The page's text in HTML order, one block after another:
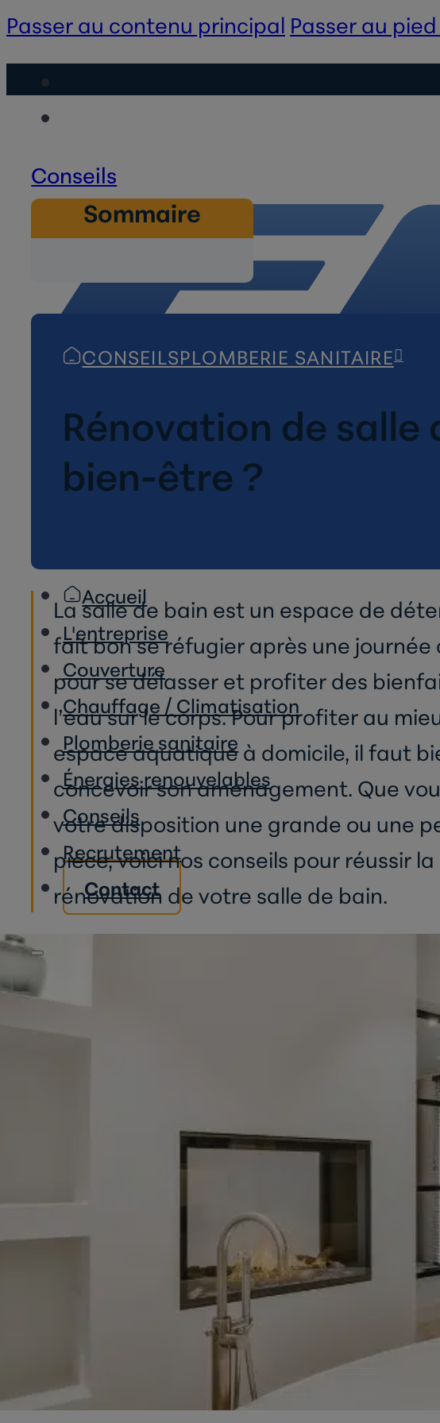
Passer au contenu principal Passer au
Conseils
Recrutement
Accueil
L'entreprise
Couverture
Chauffage / Climatisation
Plomberie sanitaire
Énergies renouvelables
Conseils
Recrutement
Contact
Sommaire
CONSEILSPLOMBERIE SANITAIRE
Rénovation de
bien-être ?
La salle de bain est un espace de
fait bon se réfugier après une journée
pour se délasser et profiter des
l’eau sur le corps. Pour profiter au
espace aquatique à domicile, il faut
concevoir son aménagement. Que
votre disposition une grande ou une
pièce, voici nos conseils pour réussir la
rénovation de votre salle de bain.